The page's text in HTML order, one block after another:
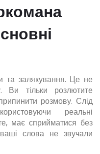
та залякування. Це не
Ви тільки розлютите
розмову. Слід
реальні
має сприйматися без
слова не звучали